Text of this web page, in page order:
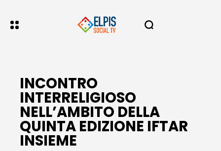
INCONTRO
INTERRELIGIOSO
NELL’AMBITO DELLA
QUINTA EDIZIONE IFTAR
INSIEME